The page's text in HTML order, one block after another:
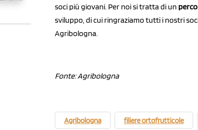
soci più giovani. Per noi si tratta di un
sviluppo, di cui ringraziamo tutti i nostri
Agribologna.
Fonte: Agribologna
Agribologna filiere ortofrutticole